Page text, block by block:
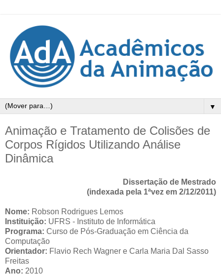
▼
Animação e Tratamento de Colisões de
Corpos Rígidos Utilizando Análise
Dinâmica
Dissertação de Mestrado
(indexada pela 1ªvez em 2/12/2011)
Nome: Robson Rodrigues Lemos
Instituição: UFRS - Instituto de Informática
Programa: Curso de Pós-Graduação em Ciência da
Computação
Orientador: Flavio Rech Wagner e Carla Maria Dal Sasso
Freitas
Ano: 2010